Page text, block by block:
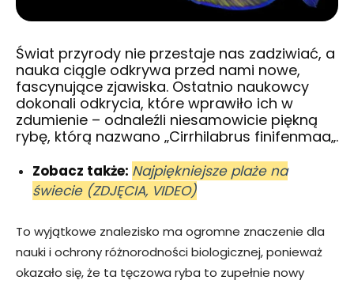
Świat przyrody nie przestaje nas zadziwiać, a
nauka ciągle odkrywa przed nami nowe,
fascynujące zjawiska. Ostatnio naukowcy
dokonali odkrycia, które wprawiło ich w
zdumienie – odnaleźli niesamowicie piękną
rybę, którą nazwano „Cirrhilabrus finifenmaa„.
Zobacz także: Najpiękniejsze plaże na
świecie (ZDJĘCIA, VIDEO)
To wyjątkowe znalezisko ma ogromne znaczenie dla
nauki i ochrony różnorodności biologicznej, ponieważ
okazało się, że ta tęczowa ryba to zupełnie nowy